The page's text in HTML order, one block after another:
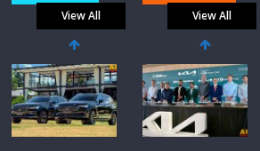
View All View All